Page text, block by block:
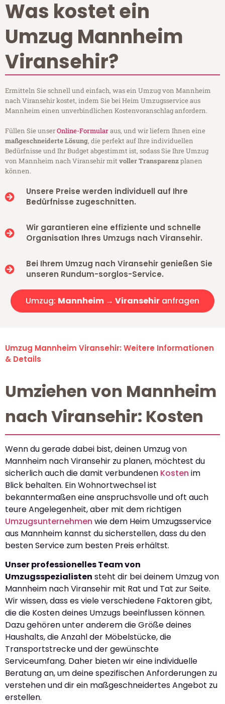
Was kostet ein
Umzug Mannheim
Viransehir?
Ermitteln Sie schnell und einfach, was ein Umzug von Mannheim
nach Viransehir kostet, indem Sie bei Heim Umzugsservice aus
Mannheim einen unverbindlichen Kostenvoranschlag anfordern.
Füllen Sie unserOnline-Formularaus, und wir liefern Ihnen eine
maßgeschneiderte Lösung, die perfekt auf Ihre individuellen
Bedürfnisse und Ihr Budget abgestimmt ist, sodass Sie Ihre Umzug
von Mannheim nach Viransehir mitvoller Transparenzplanen
können.
Unsere Preise werden individuell auf Ihre
Bedürfnisse zugeschnitten.
Wir garantieren eine effiziente und schnelle
Organisation Ihres Umzugs nach Viransehir.
Bei Ihrem Umzug nach Viransehir genießen Sie
unseren Rundum-sorglos-Service.
Umzug: Mannheim → Viransehir anfragen
Umzug Mannheim Viransehir: Weitere Informationen
& Details
Umziehen von Mannheim
nach Viransehir: Kosten
Wenn du gerade dabei bist, deinen Umzug von
Mannheim nach Viransehir zu planen, möchtest du
sicherlich auch die damit verbundenen Kosten im
Blick behalten. Ein Wohnortwechsel ist
bekanntermaßen eine anspruchsvolle und oft auch
teure Angelegenheit, aber mit dem richtigen
Umzugsunternehmen wie dem Heim Umzugsservice
aus Mannheim kannst du sicherstellen, dass du den
besten Service zum besten Preis erhältst.
Unser professionelles Team von
Umzugsspezialisten steht dir bei deinem Umzug von
Mannheim nach Viransehir mit Rat und Tat zur Seite.
Wir wissen, dass es viele verschiedene Faktoren gibt,
die die Kosten deines Umzugs beeinflussen können.
Dazu gehören unter anderem die Größe deines
Haushalts, die Anzahl der Möbelstücke, die
Transportstrecke und der gewünschte
Serviceumfang. Daher bieten wir eine individuelle
Beratung an, um deine spezifischen Anforderungen zu
verstehen und dir ein maßgeschneidertes Angebot zu
erstellen.